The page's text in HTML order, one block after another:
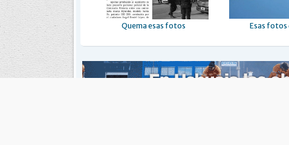
Quema esas fotos Esas fotos